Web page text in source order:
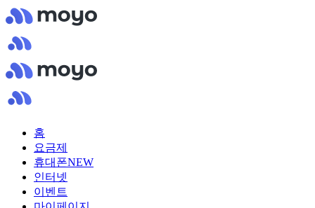
홈
요금제
휴대폰NEW
인터넷
이벤트